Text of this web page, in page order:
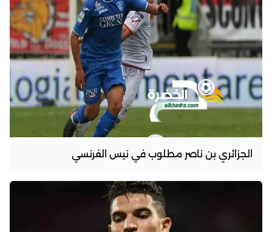
الجزائري بن ناصر مطلوب في نيس الفرنسي